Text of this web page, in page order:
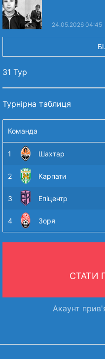
24.05.2026 04:45
31 Тур
Турнірна таблиця
Команда
1 Шахтар
2 Карпати
3 Епіцентр
4 Зоря
СТАТИ
Акаунт